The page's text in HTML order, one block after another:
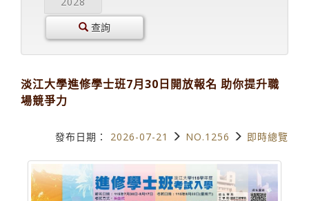
查詢
淡江大學進修學士班7月30日開放報名 助你提升職
場競爭力
發布日期： 2026-07-21 NO.1256 即時總覽